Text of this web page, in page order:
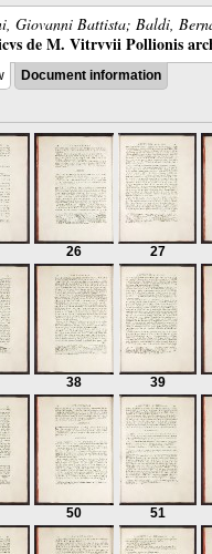
Giovanni Battista; Baldi,
de M. Vitrvvii Pollionis
Document information
26 27
38 39
50 51